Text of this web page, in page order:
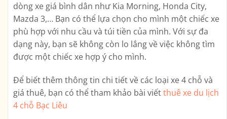
dòng xe giá bình dân như Kia Morning, Honda City,
Mazda 3,… Bạn có thể lựa chọn cho mình một chiếc xe
phù hợp với nhu cầu và túi tiền của mình. Với sự đa
dạng này, bạn sẽ không còn lo lắng về việc không tìm
được một chiếc xe hợp ý cho mình.
Để biết thêm thông tin chi tiết về các loại xe 4 chỗ và
giá thuê, bạn có thể tham khảo bài viếtthuê xe du lịch
4 chỗ Bạc Liêu